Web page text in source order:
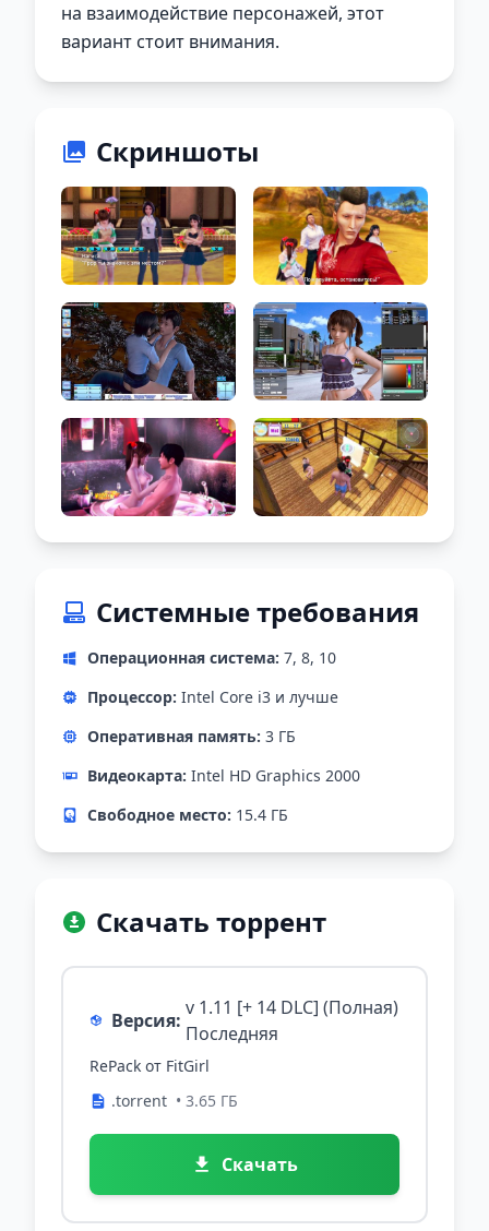
на взаимодействие персонажей, этот
вариант стоит внимания.
Скриншоты
Системные требования
Операционная система: 7, 8, 10
Процессор: Intel Core i3 и лучше
Оперативная память: 3 ГБ
Видеокарта: Intel HD Graphics 2000
Свободное место: 15.4 ГБ
Скачать торрент
Версия:
v 1.11 [+ 14 DLC] (Полная)
Последняя
RePack от FitGirl
.torrent • 3.65 ГБ
Скачать